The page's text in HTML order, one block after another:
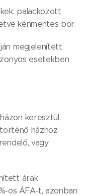
palackozott
kénmentes bor.
megjelenített
esetekben
keresztül,
házhoz
vagy
árak
os ÁFA-t, azonban